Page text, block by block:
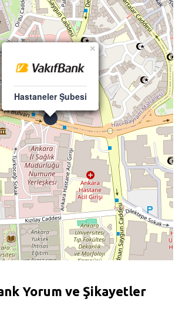
×
Hastaneler Şubesi
Yorum ve Şikayetler